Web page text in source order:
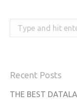
Search:
Recent Posts
THE BEST